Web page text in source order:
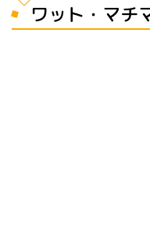
ワット・マチ